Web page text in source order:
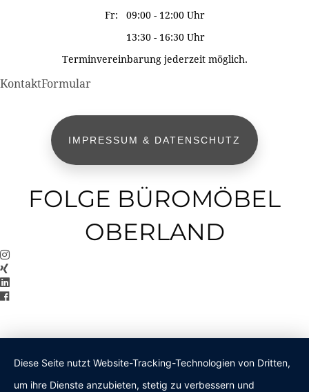
Fr: 09:00 - 12:00 Uhr
13:30 - 16:30 Uhr
Terminvereinbarung jederzeit möglich.
KontaktFormular
IMPRESSUM & DATENSCHUTZ
FOLGE BÜROMÖBEL
OBERLAND
Diese Seite nutzt Website-Tracking-Technologien von Dritten,
um ihre Dienste anzubieten, stetig zu verbessern und